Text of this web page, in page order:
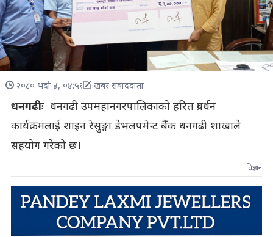
२०८० भदौ ४, ०४:५१ खबर संवाददाता
धनगढीःधनगढी उपमहानगरपालिकाको हरित प्रवर्धन
कार्यक्रमलाई शाइन रेसुङ्गा डेभलपमेन्ट बैँंक धनगढी शाखाले
सहयोग गरेको छ।
विज्ञापन